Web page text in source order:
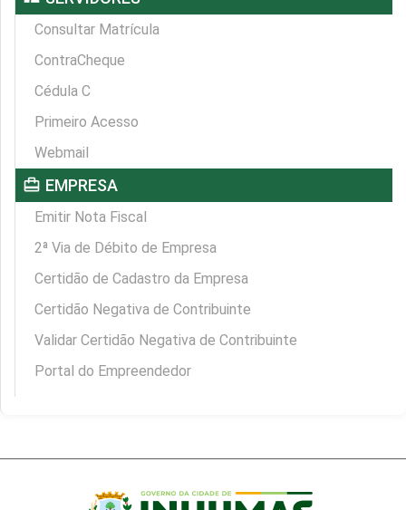
Consultar Matrícula
ContraCheque
Cédula C
Primeiro Acesso
Webmail
card_travel EMPRESA
Emitir Nota Fiscal
2ª Via de Débito de Empresa
Certidão de Cadastro da Empresa
Certidão Negativa de Contribuinte
Validar Certidão Negativa de Contribuinte
Portal do Empreendedor